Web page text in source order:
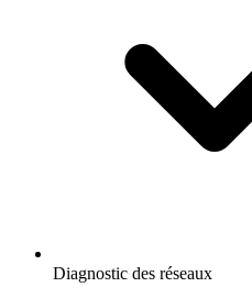
Diagnostic des réseaux